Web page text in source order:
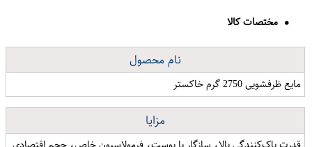
مختصات کالا
نام محصول
مایع ظرفشویی 2750 گرم خاکستر
مزایا